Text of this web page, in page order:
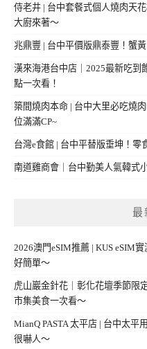
侍老井 | 台中套餐式個人燒肉天
大廚來著～
兆鼎豐 | 台中平價版鼎泰豐！蟹
漢來海港台中店｜2025最新吃到
點一次看！
築間燒肉本命 | 台中大里必吃燒
位滿滿CP~
台灣e食館 | 台中平替版垂坤！零
南道雞商會｜台中勤美人氣韓式
最
2026澳門eSIM推薦 | KUS eSIM
好簡單～
虎山巖金針花｜彰化花壇季節限
市集美食一次看～
MianQ PASTA 太平店 | 台中太平
很嚇人～